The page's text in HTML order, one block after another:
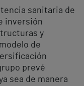
sanitaria de
inversión
y
de
prevé
sea de manera